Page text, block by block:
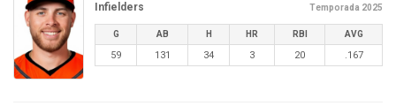
Infielders Temporada 2025
G AB H HR RBI AVG
59 131 34 3 20 .167